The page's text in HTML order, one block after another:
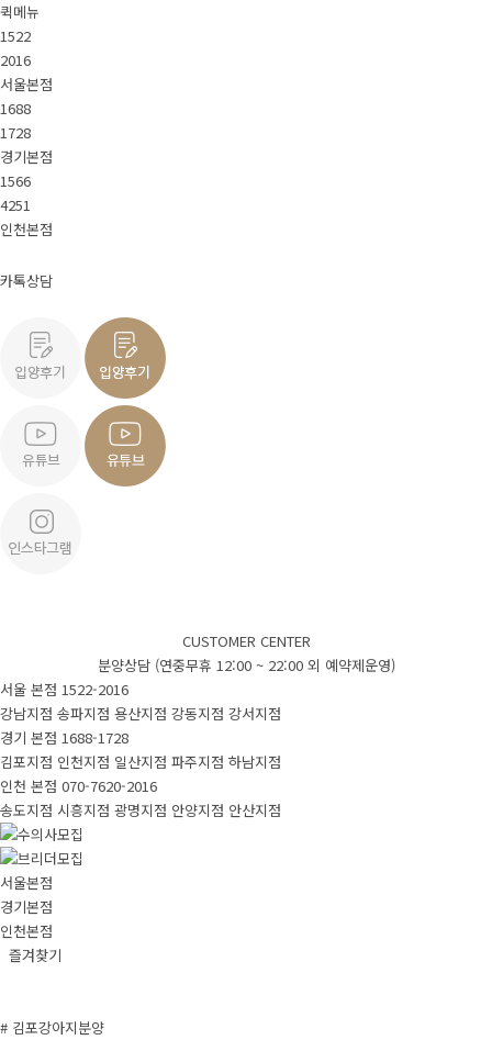
퀵메뉴
1522
2016
서울본점
1688
1728
경기본점
1566
4251
인천본점
카톡상담
CUSTOMER CENTER
분양상담 (연중무휴 12:00 ~ 22:00 외 예약제운영)
서울 본점 1522-2016
강남지점 송파지점 용산지점 강동지점 강서지점
경기 본점 1688-1728
김포지점 인천지점 일산지점 파주지점 하남지점
인천 본점 070-7620-2016
송도지점 시흥지점 광명지점 안양지점 안산지점
서울본점
경기본점
인천본점
즐겨찾기
# 김포강아지분양